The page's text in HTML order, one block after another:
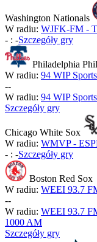
Washington Nationals
W radiu: WJFK-FM -
- : -Szczegóły gry
Philadelphia
W radiu: 94 WIP
--
W radiu: 94 WIP
Szczegóły gry
Chicago White Sox
W radiu: WMVP -
- : -Szczegóły gry
Boston Red Sox
W radiu: WEEI 93.7
--
W radiu: WEEI 93.7
1000 AM
Szczegóły gry